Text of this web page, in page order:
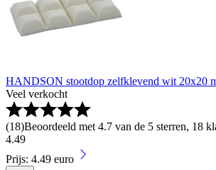
HANDSON stootdop zelfklevend wit 20x20
Veel verkocht
(18)Beoordeeld met 4.7 van de 5 sterren, 18
4.49
Prijs: 4.49 euro